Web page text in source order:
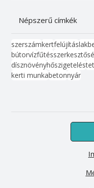
Népszerű címkék
szerszámkertfelújítás
bútorvízfűtés
dísznövényhőszigetelés
kerti munkabetonnyár